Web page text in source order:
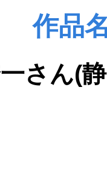
作品
さん(静